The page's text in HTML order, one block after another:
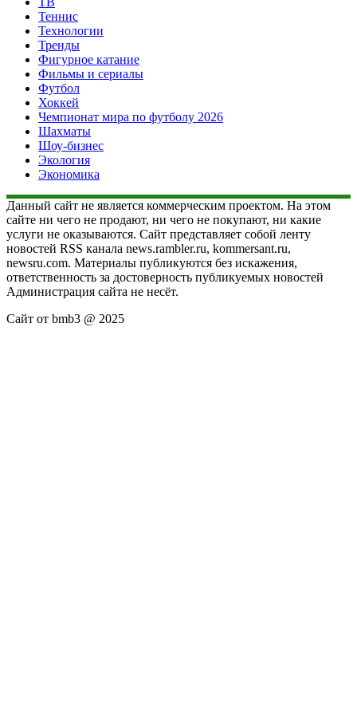
Теннис
Технологии
Тренды
Фигурное катание
Фильмы и сериалы
Футбол
Хоккей
Чемпионат мира по футболу 2026
Шахматы
Шоу-бизнес
Экология
Экономика
Данный сайт не является коммерческим проектом. На этом
сайте ни чего не продают, ни чего не покупают, ни какие
услуги не оказываются. Сайт представляет собой ленту
новостей RSS канала news.rambler.ru, kommersant.ru,
newsru.com. Материалы публикуются без искажения,
ответственность за достоверность публикуемых новостей
Администрация сайта не несёт.
Сайт от bmb3 @ 2025